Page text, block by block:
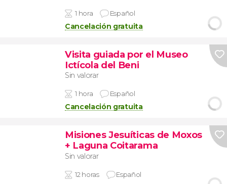
1 hora Español
Cancelación gratuita
Visita guiada por el Museo
Ictícola del Beni
Sin valorar
1 hora Español
Cancelación gratuita
Misiones Jesuíticas de Moxos
+ Laguna Coitarama
Sin valorar
12 horas Español